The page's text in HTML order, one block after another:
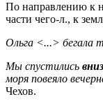
По направлению к
части чего-л., к
Ольга <...> бегала
Мы спустились вниз
моря повеяло
Чехов.